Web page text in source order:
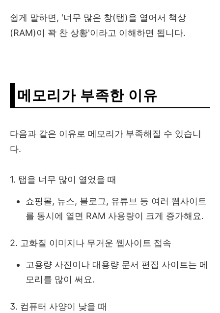
쉽게 말하면, '너무 많은 창(탭)을 열어서 책상
(RAM)이 꽉 찬 상황'이라고 이해하면 됩니다.
메모리가 부족한 이유
다음과 같은 이유로 메모리가 부족해질 수 있습니
다.
1. 탭을 너무 많이 열었을 때
쇼핑몰, 뉴스, 블로그, 유튜브 등 여러 웹사이트
를 동시에 열면 RAM 사용량이 크게 증가해요.
2. 고화질 이미지나 무거운 웹사이트 접속
고용량 사진이나 대용량 문서 편집 사이트는 메
모리를 많이 써요.
3. 컴퓨터 사양이 낮을 때